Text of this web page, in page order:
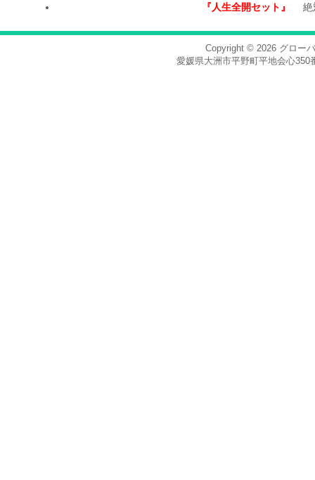
『人生全開セット』
絶
Copyright © 2026 グロー
愛媛県大洲市平野町平地会心